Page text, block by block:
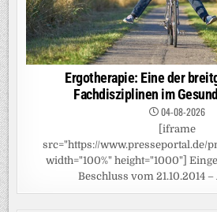
Ergotherapie: Eine der
Fachdisziplinen im
04-08-2026
[iframe
src="https://www.presseportal.de/
width="100%" height="1000"]
Beschluss vom 21.10.2014 –